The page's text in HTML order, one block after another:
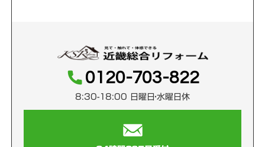
0120-703-822
8:30-18:00 日曜日・水曜日休